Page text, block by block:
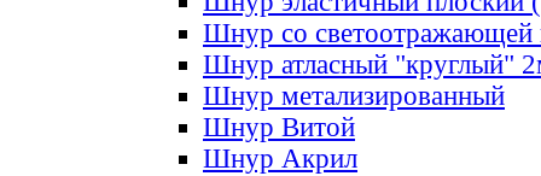
Шнур со светоотражающей
Шнур атласный "круглый"
Шнур метализированный
Шнур Витой
Шнур Акрил